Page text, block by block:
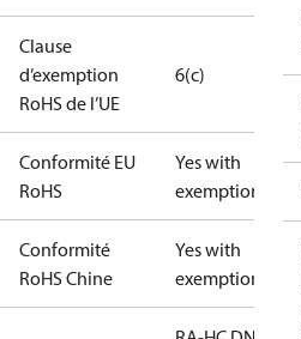
Clause
d’exemption
RoHS de l’UE
6(c)
Conformité EU
RoHS
Yes with
exemptions
Conformité
RoHS Chine
Yes with
exemptions